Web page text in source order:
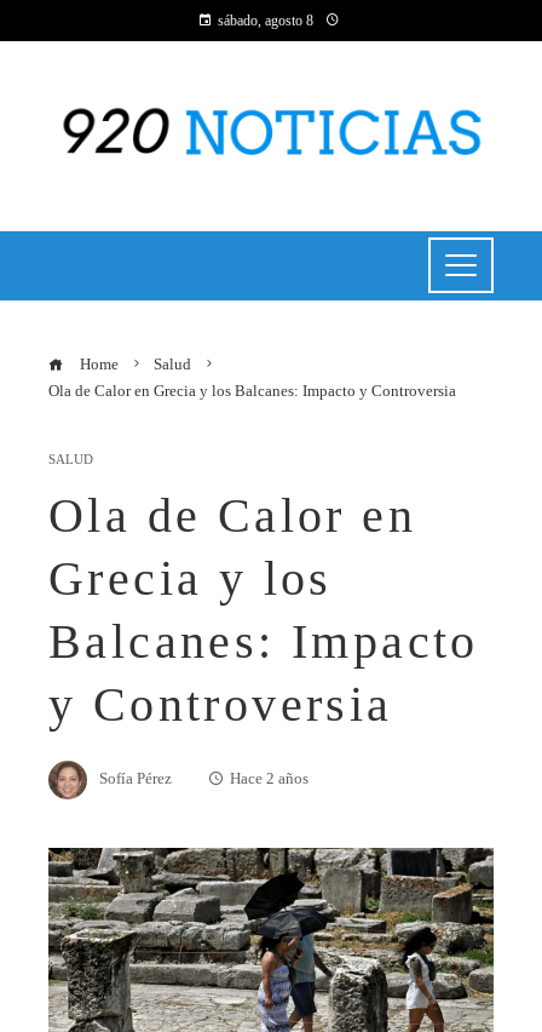
sábado, agosto 8
Home
Salud
Ola de Calor en Grecia y los Balcanes: Impacto y Controversia
SALUD
Ola de Calor en
Grecia y los
Balcanes: Impacto
y Controversia
Sofía Pérez Hace 2 años